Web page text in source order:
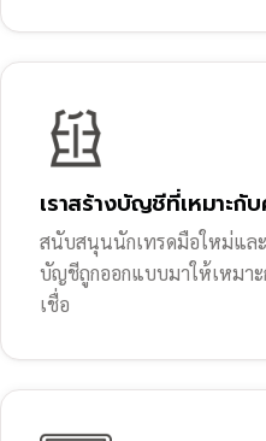
เราสร้างบัญชีที่เหมาะกั
สนับสนุนนักเทรดมือใหม่แล
บัญชีถูกออกแบบมาให้เหมา
เชื่อ